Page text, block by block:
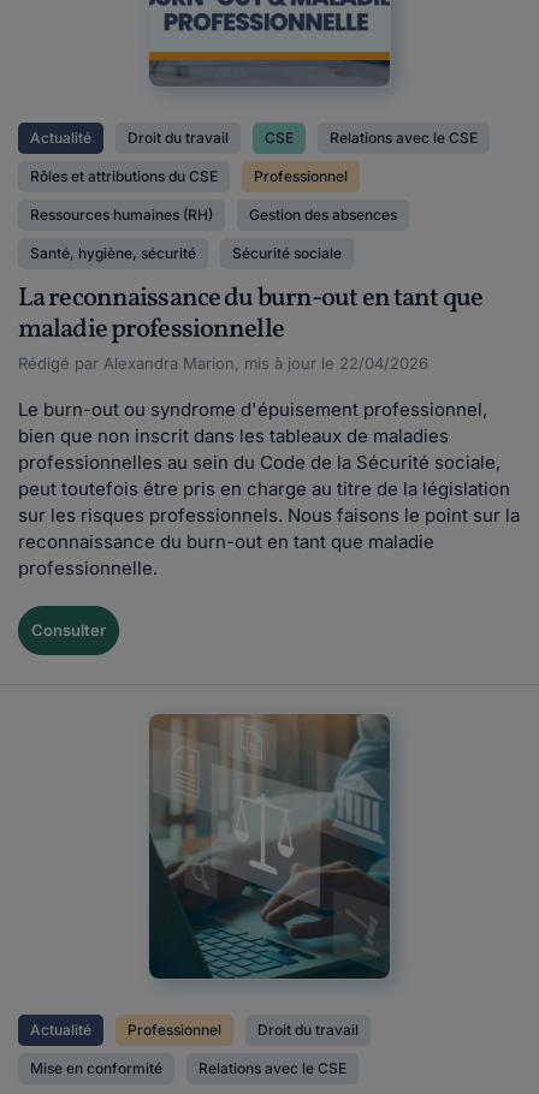
Actualité Droit du travail CSE Relations avec le CSE
Rôles et attributions du CSE Professionnel
Ressources humaines (RH) Gestion des absences
Santé, hygiène, sécurité Sécurité sociale
La reconnaissance du burn-out en tant que
maladie professionnelle
Rédigé par Alexandra Marion, mis à jour le 22/04/2026
Le burn-out ou syndrome d'épuisement professionnel,
bien que non inscrit dans les tableaux de maladies
professionnelles au sein du Code de la Sécurité sociale,
peut toutefois être pris en charge au titre de la législation
sur les risques professionnels. Nous faisons le point sur la
reconnaissance du burn-out en tant que maladie
professionnelle.
Consulter
Actualité Professionnel Droit du travail
Mise en conformité Relations avec le CSE